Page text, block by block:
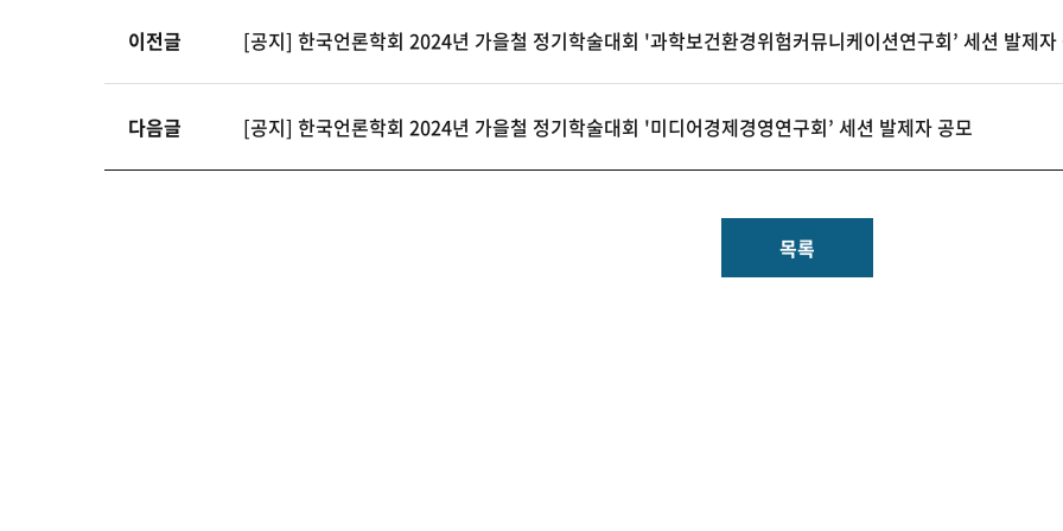
이전글 [공지] 한국언론학회 2024년 가을철 정기학술대회 '과학보건환경위험커뮤니케이션연구회’ 세션 발제자
다음글 [공지] 한국언론학회 2024년 가을철 정기학술대회 '미디어경제경영연구회’ 세션 발제자 공모
목록